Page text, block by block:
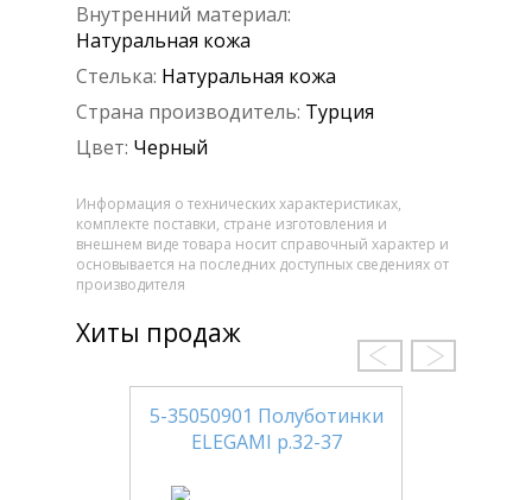
Внутренний материал:
Натуральная кожа
Стелька: Натуральная кожа
Страна производитель: Турция
Цвет: Черный
Информация о технических характеристиках,
комплекте поставки, стране изготовления и
внешнем виде товара носит справочный характер и
основывается на последних доступных сведениях от
производителя
Хиты продаж
5-35050901 Полуботинки
ELEGAMI р.32-37